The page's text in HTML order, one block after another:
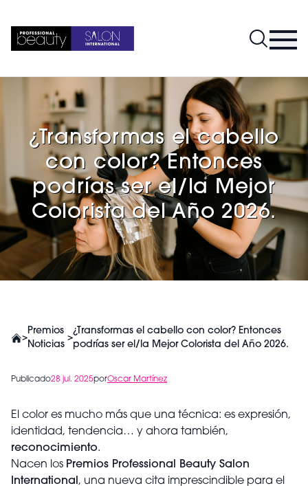
¿Transformas el cabello
con color? Entonces
podrías ser el/la Mejor
Colorista del Año 2026.
>
Premios
Noticias
>
¿Transformas el cabello con color? Entonces
podrías ser el/la Mejor Colorista del Año 2026.
Publicado28 jul. 2025porOscar Martínez
El color es mucho más que una técnica: es expresión,
identidad, tendencia… y ahora también,
reconocimiento.
Nacen los Premios Professional Beauty Salon
International , una nueva cita imprescindible para el